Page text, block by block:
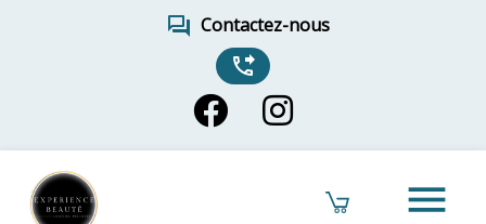
forum Contactez-nous
phone_forwarded
menu